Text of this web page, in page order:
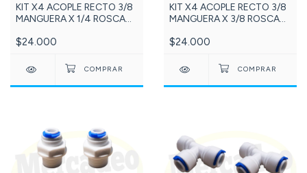
KIT X4 ACOPLE RECTO 3/8
MANGUERA X 1/4 ROSCA
176-DCC012D
$24.000
KIT X4 ACOPLE RECTO 3/8
MANGUERA X 3/8 ROSCA
79-DCC012C
$24.000